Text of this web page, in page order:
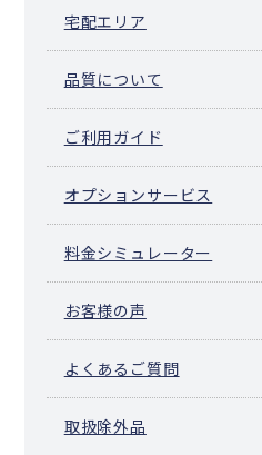
宅配エリア
品質について
ご利用ガイド
オプションサービス
料金シミュレーター
お客様の声
よくあるご質問
取扱除外品